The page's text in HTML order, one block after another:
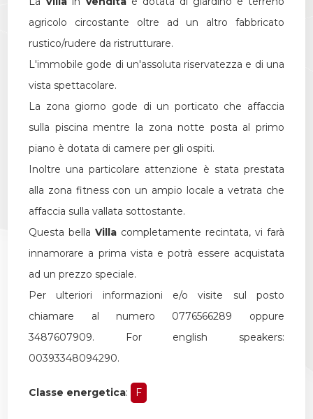
agricolo circostante oltre ad un altro fabbricato
rustico/rudere da ristrutturare.
L'immobile gode di un'assoluta riservatezza e di una
vista spettacolare.
La zona giorno gode di un porticato che affaccia
sulla piscina mentre la zona notte posta al primo
piano è dotata di camere per gli ospiti.
Inoltre una particolare attenzione è stata prestata
alla zona fitness con un ampio locale a vetrata che
affaccia sulla vallata sottostante.
Questa bellaVilla completamente recintata, vi farà
innamorare a prima vista e potrà essere acquistata
ad un prezzo speciale.
Per ulteriori informazioni e/o visite sul posto
chiamare al numero 0776566289 oppure
3487607909. For english speakers:
00393348094290.
Classe energetica: F
Giardino
Posto auto/Box
Balcone/Terrazzo
Ascensore
Arredato
Nuova costruzione
Lusso